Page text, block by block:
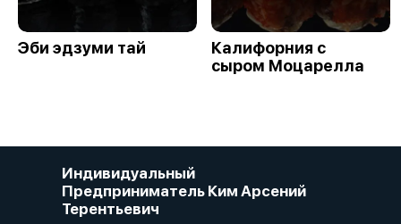
Эби эдзуми тай
Калифорния с
сыром Моцарелла
Индивидуальный
Предприниматель Ким Арсений
Терентьевич